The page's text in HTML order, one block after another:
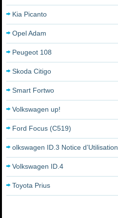
Kia Picanto
Opel Adam
Peugeot 108
Skoda Citigo
Smart Fortwo
Volkswagen up!
Ford Focus (C519)
olkswagen ID.3 Notice d’Utilisation
Volkswagen ID.4
Toyota Prius